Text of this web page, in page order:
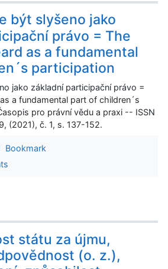
být slyšeno jako
právo = The
as a fundamental
participation
jako základní participační právo =
a fundamental part of children´s
pro právní vědu a praxi -- ISSN
(2021), č. 1, s. 137-152.
Bookmark
státu za újmu,
(o. z.),